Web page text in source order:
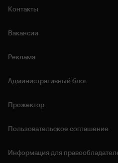
Контакты
Вакансии
Реклама
Административный блог
Прожектор
Пользовательское соглашение
Информация для